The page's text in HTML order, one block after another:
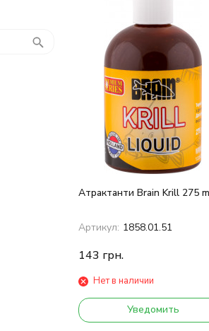
Атрактанти Brain Krill 275
Артикул: 1858.01.51
143 грн.
Нет в наличии
Уведомить